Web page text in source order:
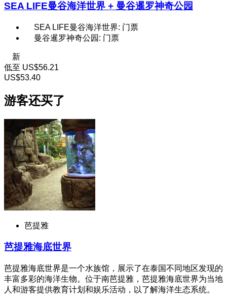
SEA LIFE曼谷海洋世界 + 曼谷暹罗神奇公园
SEA LIFE曼谷海洋世界: 门票
曼谷暹罗神奇公园: 门票
新
低至 US$56.21
US$53.40
游客还买了
芭提雅
芭提雅海底世界
芭提雅海底世界是一个水族馆，展示了在泰国不同地区发现的
丰富多彩的海洋生物。位于南芭提雅，芭提雅海底世界为当地
人和游客提供教育计划和娱乐活动，以了解海洋生态系统。